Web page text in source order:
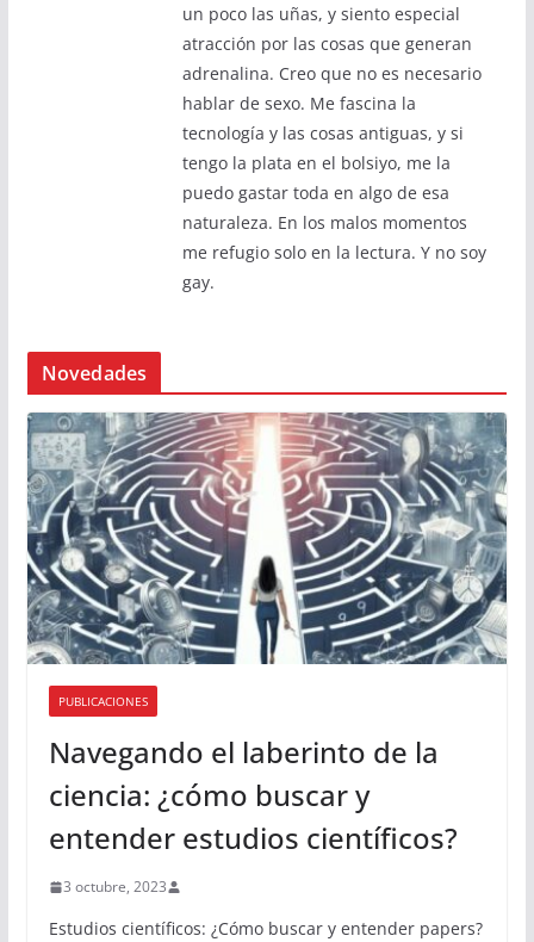
un poco las uñas, y siento especial
atracción por las cosas que generan
adrenalina. Creo que no es necesario
hablar de sexo. Me fascina la
tecnología y las cosas antiguas, y si
tengo la plata en el bolsiyo, me la
puedo gastar toda en algo de esa
naturaleza. En los malos momentos
me refugio solo en la lectura. Y no soy
gay.
Novedades
PUBLICACIONES
Navegando el laberinto de la
ciencia: ¿cómo buscar y
entender estudios científicos?
3 octubre, 2023
Estudios científicos: ¿Cómo buscar y entender papers?